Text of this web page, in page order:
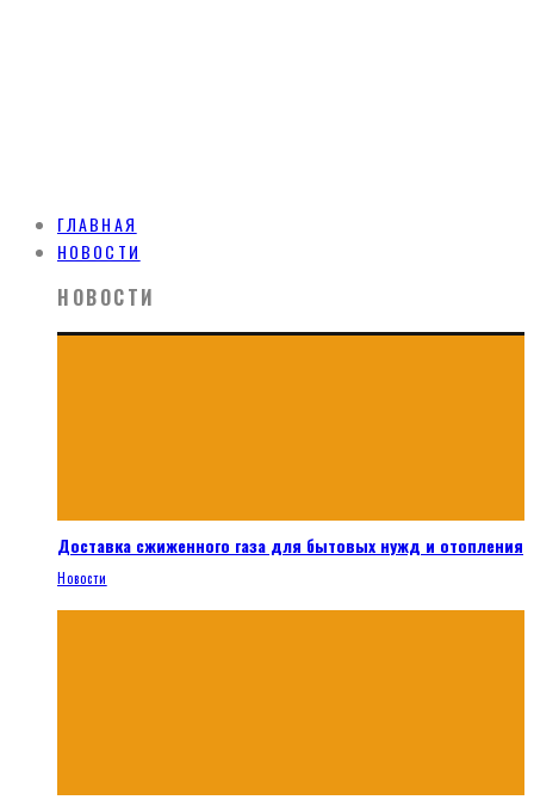
ГЛАВНАЯ
НОВОСТИ
НОВОСТИ
Доставка сжиженного газа для бытовых нужд и отопления
Новости